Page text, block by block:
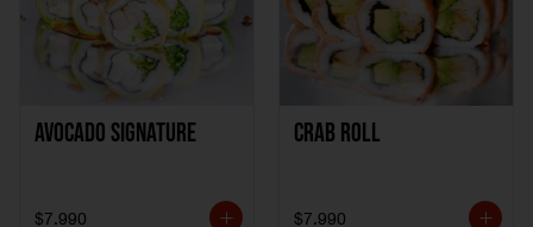
AVOCADO SIGNATURE
$7.990
CRAB ROLL
$7.990